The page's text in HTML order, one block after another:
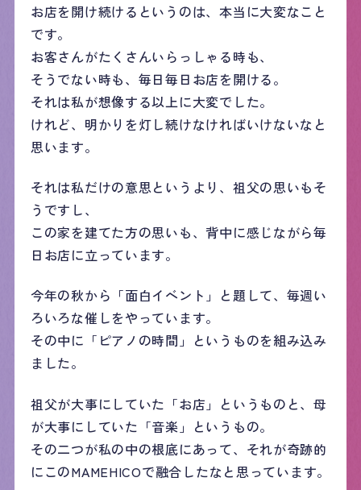
お店を開け続けるというのは、本当に大変なこと
です。
お客さんがたくさんいらっしゃる時も、
そうでない時も、毎日毎日お店を開ける。
それは私が想像する以上に大変でした。
けれど、明かりを灯し続けなければいけないなと
思います。
それは私だけの意思というより、祖父の思いもそ
うですし、
この家を建てた方の思いも、背中に感じながら毎
日お店に立っています。
今年の秋から「面白イベント」と題して、毎週い
ろいろな催しをやっています。
その中に「ピアノの時間」というものを組み込み
ました。
祖父が大事にしていた「お店」というものと、母
が大事にしていた「音楽」というもの。
その二つが私の中の根底にあって、それが奇跡的
にこのMAMEHICOで融合したなと思っています。